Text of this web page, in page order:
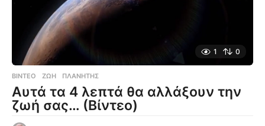
1 0
ΒΊΝΤΕΟ ΖΩΉ ,ΠΛΑΝΉΤΗΣ
Αυτά τα 4 λεπτά θα αλλάξουν την
ζωή σας… (Βίντεο)